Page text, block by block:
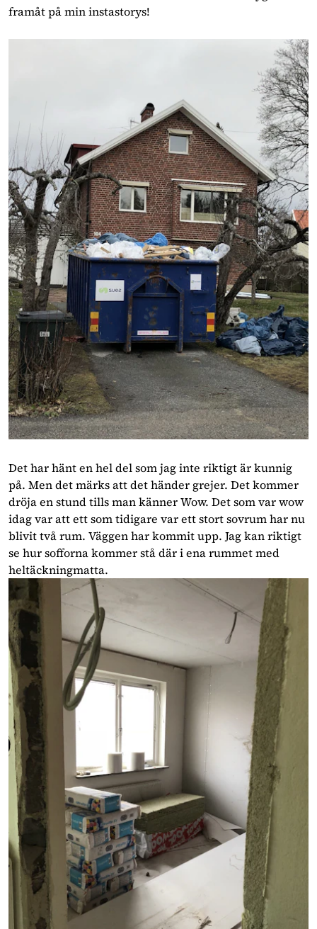
framåt på min instastorys!
Det har hänt en hel del som jag inte riktigt är kunnig
på. Men det märks att det händer grejer. Det kommer
dröja en stund tills man känner Wow. Det som var wow
idag var att ett som tidigare var ett stort sovrum har nu
blivit två rum. Väggen har kommit upp. Jag kan riktigt
se hur sofforna kommer stå där i ena rummet med
heltäckningmatta.